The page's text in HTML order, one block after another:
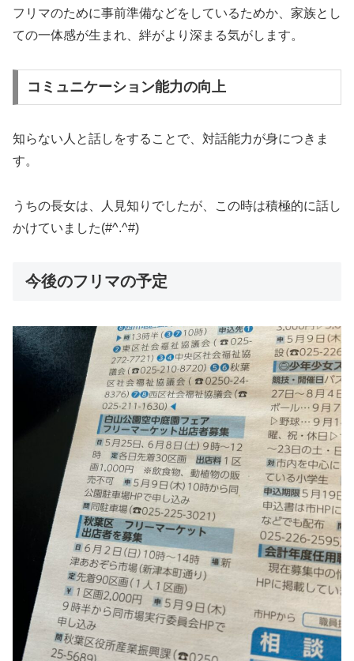
フリマのために事前準備などをしているためか、家族とし
ての一体感が生まれ、絆がより深まる気がします。
コミュニケーション能力の向上
知らない人と話しをすることで、対話能力が身につきま
す。
うちの長女は、人見知りでしたが、この時は積極的に話し
かけていました(#^.^#)
今後のフリマの予定